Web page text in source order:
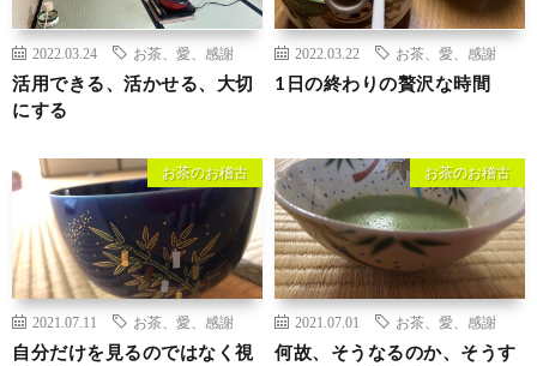
2022.03.24 お茶、愛、感謝
活用できる、活かせる、大切
にする
2022.03.22 お茶、愛、感謝
1日の終わりの贅沢な時間
お茶のお稽古
2021.07.11 お茶、愛、感謝
自分だけを見るのではなく視
お茶のお稽古
2021.07.01 お茶、愛、感謝
何故、そうなるのか、そうす